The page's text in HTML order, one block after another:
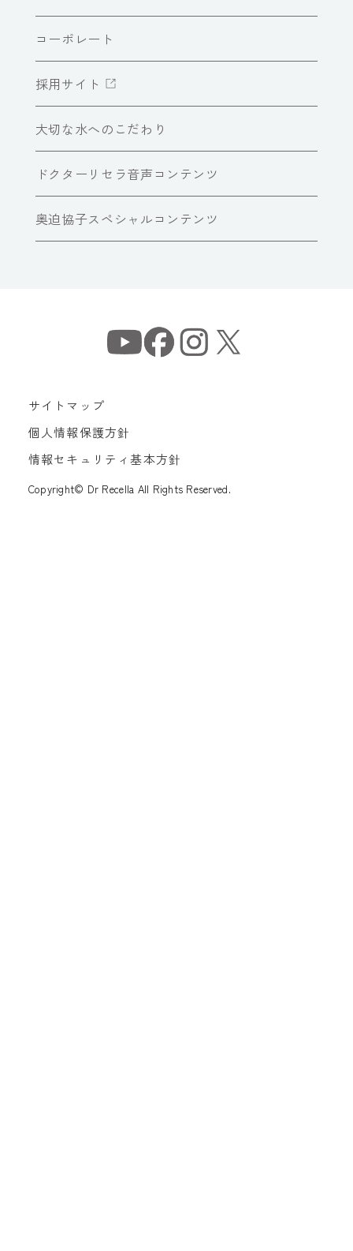
コーポレート
採用サイト
大切な水へのこだわり
ドクターリセラ音声コンテンツ
奥迫協子スペシャルコンテンツ
サイトマップ
個人情報保護方針
情報セキュリティ基本方針
Copyright© Dr Recella All Rights Reserved.